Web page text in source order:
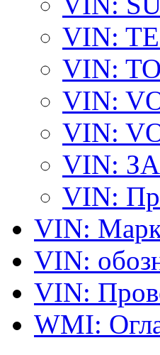
VIN:
VIN:
VIN:
VIN:
VIN:
VIN:
VIN:
VIN:
VIN:
WMI: